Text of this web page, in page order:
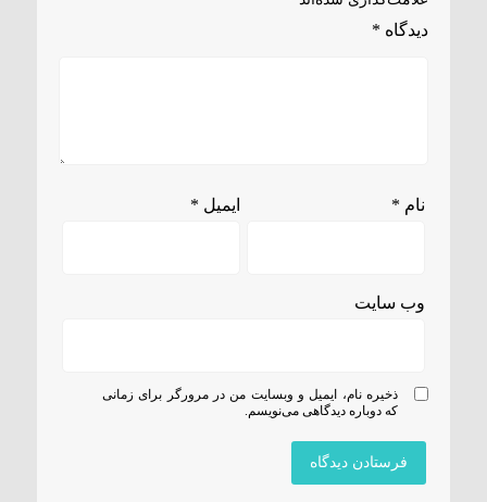
دیدگاه *
نام * ایمیل *
وب‌ سایت
ذخیره نام، ایمیل و وبسایت من در مرورگر برای زمانی
که دوباره دیدگاهی می‌نویسم.